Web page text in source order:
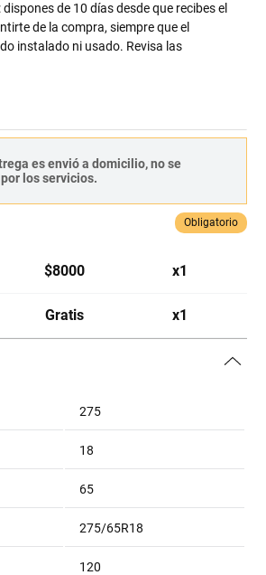
de 10 días desde que recibes el
de la compra, siempre que el
instalado ni usado. Revisa las
es envió a domicilio, no se
los servicios.
Obligatorio
$8000 x1
Gratis x1
275
18
65
275/65R18
120